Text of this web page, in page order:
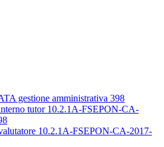
gestione amministrativa 398
tutor 10.2.1A-FSEPON-CA-
10.2.1A-FSEPON-CA-2017-